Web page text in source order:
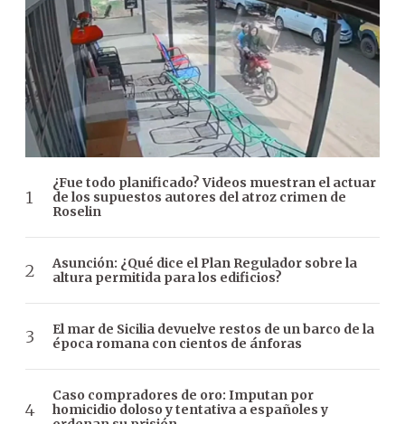
¿Fue todo planificado? Videos muestran el actuar
de los supuestos autores del atroz crimen de
Roselin
Asunción: ¿Qué dice el Plan Regulador sobre la
altura permitida para los edificios?
El mar de Sicilia devuelve restos de un barco de la
época romana con cientos de ánforas
Caso compradores de oro: Imputan por
homicidio doloso y tentativa a españoles y